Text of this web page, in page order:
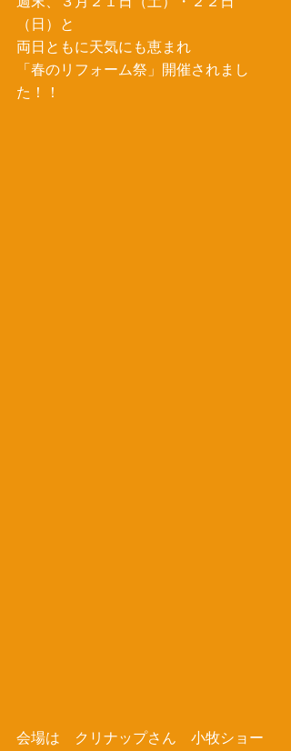
（日）と
両日ともに天気にも恵まれ
「春のリフォーム祭」開催されまし
た！！
会場は　クリナップさん　小牧ショー